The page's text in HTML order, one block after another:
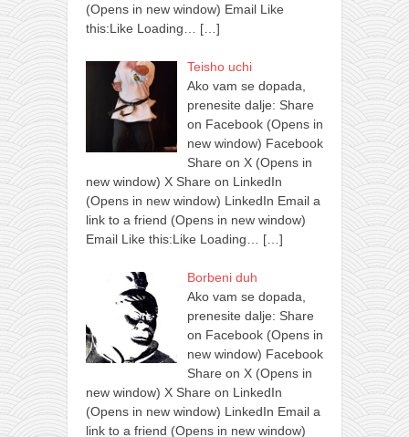
(Opens in new window) Email Like
this:Like Loading…
[…]
Teisho uchi
Ako vam se dopada,
prenesite dalje: Share
on Facebook (Opens in
new window) Facebook
Share on X (Opens in
new window) X Share on LinkedIn
(Opens in new window) LinkedIn Email a
link to a friend (Opens in new window)
Email Like this:Like Loading…
[…]
Borbeni duh
Ako vam se dopada,
prenesite dalje: Share
on Facebook (Opens in
new window) Facebook
Share on X (Opens in
new window) X Share on LinkedIn
(Opens in new window) LinkedIn Email a
link to a friend (Opens in new window)